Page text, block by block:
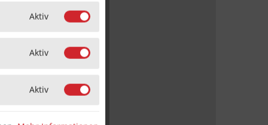
Aktiv
Aktiv
Aktiv